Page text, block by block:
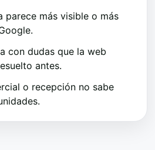
parece más visible o más
con dudas que la web
antes.
o recepción no sabe